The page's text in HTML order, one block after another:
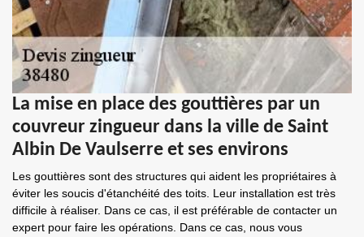
La mise en place des gouttières par un
couvreur zingueur dans la ville de Saint
Albin De Vaulserre et ses environs
Les gouttières sont des structures qui aident les propriétaires à
éviter les soucis d'étanchéité des toits. Leur installation est très
difficile à réaliser. Dans ce cas, il est préférable de contacter un
expert pour faire les opérations. Dans ce cas, nous vous